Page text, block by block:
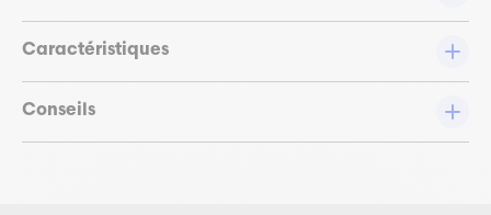
Caractéristiques
Conseils